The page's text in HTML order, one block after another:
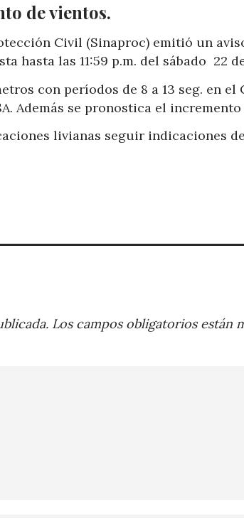
de vientos.
Civil (Sinaproc) emitió un
hasta las 11:59 p.m. del sábado 22
con períodos de 8 a 13 seg. en el
Además se pronostica el
livianas seguir indicaciones
Los campos obligatorios están